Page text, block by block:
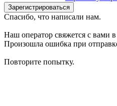
Зарегистрироваться
Спасибо, что написали нам.
Наш оператор свяжется с вами
Произошла ошибка при
Повторите попытку.